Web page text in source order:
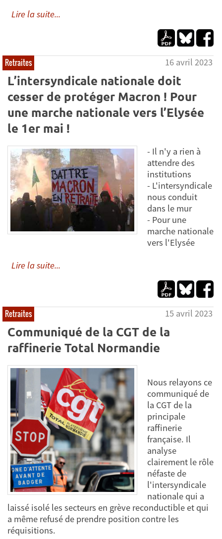
Lire la suite...
Retraites 16 avril 2023
L’intersyndicale nationale doit
cesser de protéger Macron ! Pour
une marche nationale vers l’Elysée
le 1er mai !
- Il n'y a rien à
attendre des
institutions
- L'intersyndicale
nous conduit
dans le mur
- Pour une
marche nationale
vers l'Elysée
Lire la suite...
Retraites 15 avril 2023
Communiqué de la CGT de la
raffinerie Total Normandie
Nous relayons ce
communiqué de
la CGT de la
principale
raffinerie
française. Il
analyse
clairement le rôle
néfaste de
l'intersyndicale
nationale qui a
laissé isolé les secteurs en grève reconductible et qui
a même refusé de prendre position contre les
réquisitions.